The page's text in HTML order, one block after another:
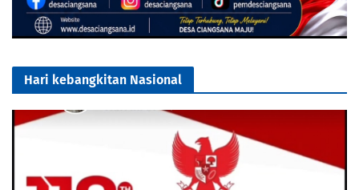
Hari kebangkitan Nasional